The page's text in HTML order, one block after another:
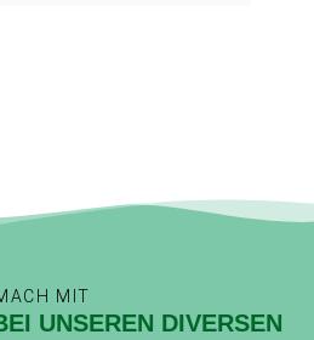
MIT
UNSEREN DIVERSEN